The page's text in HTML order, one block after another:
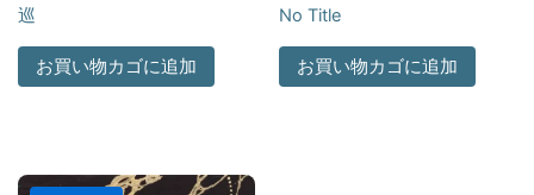
巡
お買い物カゴに追加
No Title
お買い物カゴに追加